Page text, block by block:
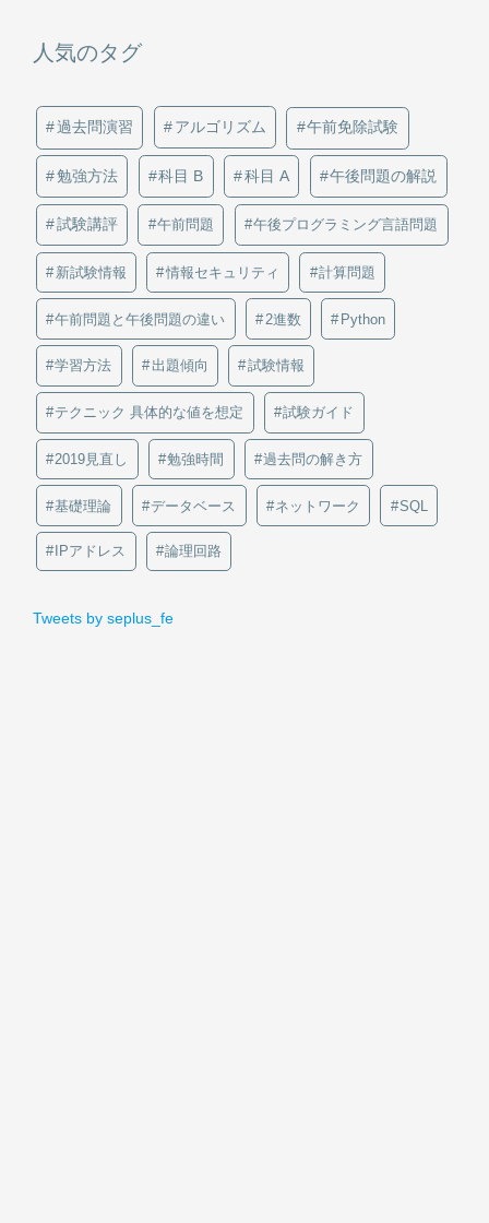
人気のタグ
過去問演習 アルゴリズム 午前免除試験
勉強方法 科目 B 科目 A 午後問題の解説
試験講評 午前問題 午後プログラミング言語問題
新試験情報 情報セキュリティ 計算問題
午前問題と午後問題の違い 2進数 Python
学習方法 出題傾向 試験情報
テクニック 具体的な値を想定 試験ガイド
2019見直し 勉強時間 過去問の解き方
基礎理論 データベース ネットワーク SQL
IPアドレス 論理回路
Tweets by seplus_fe